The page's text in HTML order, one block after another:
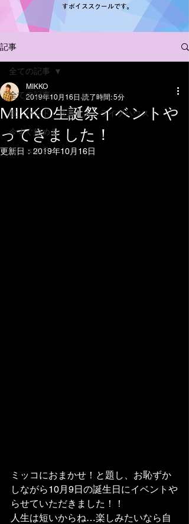
すボイススクールです。
記事
全ての記事
歌、バンド、音楽、人、ライブハウス
今すぐ始める
コミュニティ
全ての記事
MIKKO生誕祭イベントや
ってきました！
MIKKO
2019年10月16日 読了時間: 5分
更新日：2019年10月16日
ミッコにおまかせ！と題し、お恥ずか
しながら10月9日の誕生日にイベントや
らせていただきました！！
人生は短いからね…楽しみたいなら自